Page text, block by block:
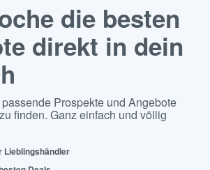
die besten
direkt in dein
Prospekte und Angebote
finden. Ganz einfach und völlig
Lieblingshändler